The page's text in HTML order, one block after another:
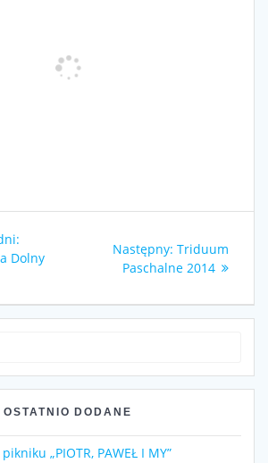
wpis:
Dolny
Następny: Następny
wpis:
Triduum
Paschalne 2014
OSTATNIO DODANE
„PIOTR, PAWEŁ I MY”